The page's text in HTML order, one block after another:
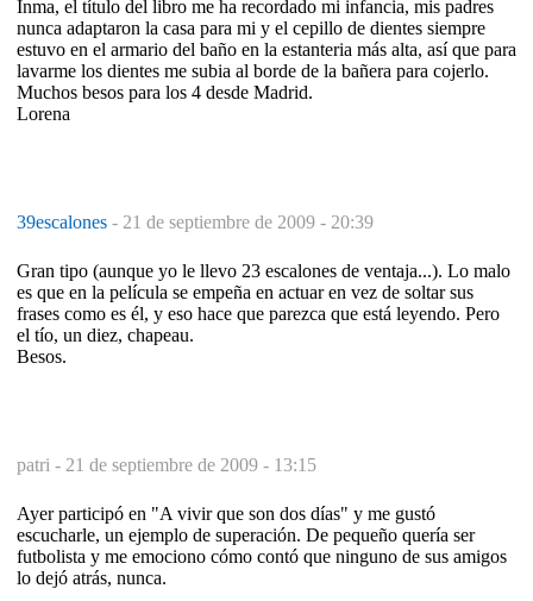
Inma, el título del libro me ha recordado mi infancia, mis padres
nunca adaptaron la casa para mi y el cepillo de dientes siempre
estuvo en el armario del baño en la estanteria más alta, así que para
lavarme los dientes me subia al borde de la bañera para cojerlo.
Muchos besos para los 4 desde Madrid.
Lorena
39escalones - 21 de septiembre de 2009 - 20:39
Gran tipo (aunque yo le llevo 23 escalones de ventaja...). Lo malo
es que en la película se empeña en actuar en vez de soltar sus
frases como es él, y eso hace que parezca que está leyendo. Pero
el tío, un diez, chapeau.
Besos.
patri - 21 de septiembre de 2009 - 13:15
Ayer participó en "A vivir que son dos días" y me gustó
escucharle, un ejemplo de superación. De pequeño quería ser
futbolista y me emociono cómo contó que ninguno de sus amigos
lo dejó atrás, nunca.